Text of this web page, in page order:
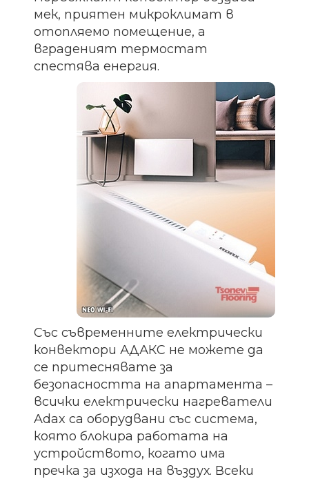
мек, приятен микроклимат в
отопляемо помещение, а
вграденият термостат
спестява енергия.
Със съвременните електрически
конвектори АДАКС не можете да
се притеснявате за
безопасността на апартамента –
всички електрически нагреватели
Adax са оборудвани със система,
която блокира работата на
устройството, когато има
пречка за изхода на въздух. Всеки